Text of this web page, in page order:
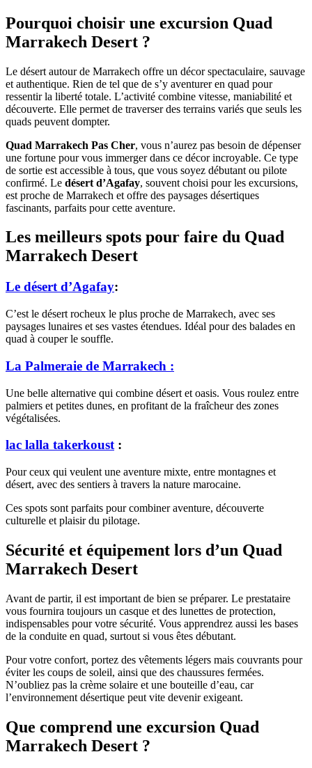
Pourquoi choisir une excursion Quad
Marrakech Desert ?
Le désert autour de Marrakech offre un décor spectaculaire, sauvage
et authentique. Rien de tel que de s’y aventurer en quad pour
ressentir la liberté totale. L’activité combine vitesse, maniabilité et
découverte. Elle permet de traverser des terrains variés que seuls les
quads peuvent dompter.
Quad Marrakech Pas Cher, vous n’aurez pas besoin de dépenser
une fortune pour vous immerger dans ce décor incroyable. Ce type
de sortie est accessible à tous, que vous soyez débutant ou pilote
confirmé. Le désert d’Agafay, souvent choisi pour les excursions,
est proche de Marrakech et offre des paysages désertiques
fascinants, parfaits pour cette aventure.
Les meilleurs spots pour faire du Quad
Marrakech Desert
Le désert d’Agafay:
C’est le désert rocheux le plus proche de Marrakech, avec ses
paysages lunaires et ses vastes étendues. Idéal pour des balades en
quad à couper le souffle.
La Palmeraie de Marrakech :
Une belle alternative qui combine désert et oasis. Vous roulez entre
palmiers et petites dunes, en profitant de la fraîcheur des zones
végétalisées.
lac lalla takerkoust:
Pour ceux qui veulent une aventure mixte, entre montagnes et
désert, avec des sentiers à travers la nature marocaine.
Ces spots sont parfaits pour combiner aventure, découverte
culturelle et plaisir du pilotage.
Sécurité et équipement lors d’un Quad
Marrakech Desert
Avant de partir, il est important de bien se préparer. Le prestataire
vous fournira toujours un casque et des lunettes de protection,
indispensables pour votre sécurité. Vous apprendrez aussi les bases
de la conduite en quad, surtout si vous êtes débutant.
Pour votre confort, portez des vêtements légers mais couvrants pour
éviter les coups de soleil, ainsi que des chaussures fermées.
N’oubliez pas la crème solaire et une bouteille d’eau, car
l’environnement désertique peut vite devenir exigeant.
Que comprend une excursion Quad
Marrakech Desert ?